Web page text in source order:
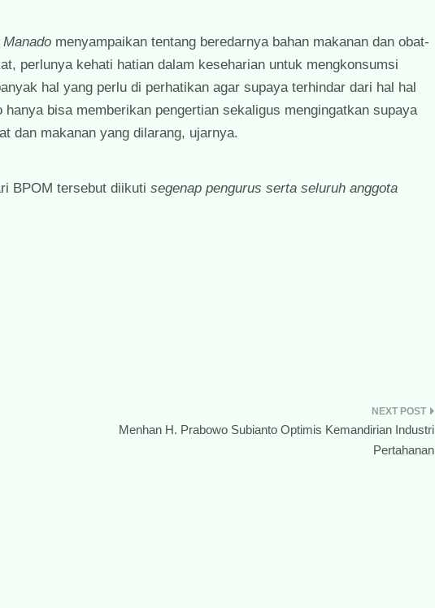
menyampaikan tentang beredarnya bahan makanan dan obat-
perlunya kehati hatian dalam keseharian untuk mengkonsumsi
hal yang perlu di perhatikan agar supaya terhindar dari hal hal
bisa memberikan pengertian sekaligus mengingatkan supaya
dan makanan yang dilarang, ujarnya.
BPOM tersebut diikuti segenap pengurus serta seluruh anggota
Menhan H. Prabowo Subianto Optimis Kemandirian Industri
Pertahanan